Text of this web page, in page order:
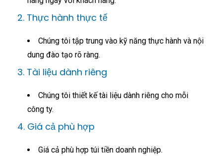
2. Thực hành thực tế
Chúng tôi tập trung vào kỹ năng thực hành và nội
dung đào tạo rõ ràng.
3. Tài liệu dành riêng
Chúng tôi thiết kế tài liệu dành riêng cho mỗi
công ty.
4. Giá cả phù hợp
Giá cả phù hợp túi tiền doanh nghiệp.